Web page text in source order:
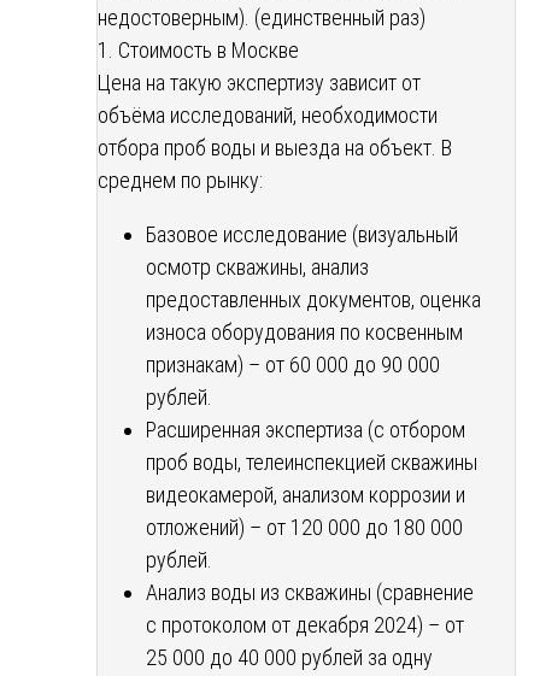
недостоверным). (единственный раз)
1. Стоимость в Москве
Цена на такую экспертизу зависит от
объёма исследований, необходимости
отбора проб воды и выезда на объект. В
среднем по рынку:
Базовое исследование (визуальный
осмотр скважины, анализ
предоставленных документов, оценка
износа оборудования по косвенным
признакам) – от 60 000 до 90 000
рублей.
Расширенная экспертиза (с отбором
проб воды, телеинспекцией скважины
видеокамерой, анализом коррозии и
отложений) – от 120 000 до 180 000
рублей.
Анализ воды из скважины (сравнение
с протоколом от декабря 2024) – от
25 000 до 40 000 рублей за одну